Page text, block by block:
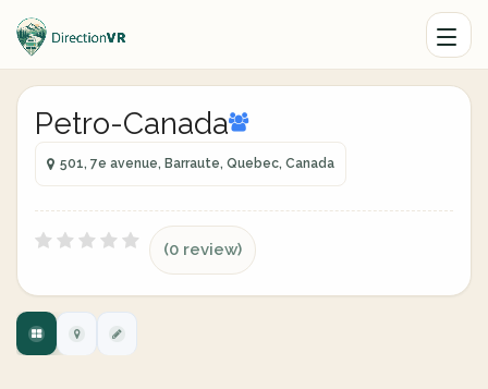
Petro-Canada
501, 7e avenue, Barraute, Quebec, Canada
(0 review)